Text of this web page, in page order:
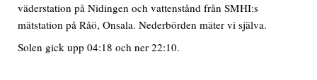
väderstation på Nidingen och vattenstånd från SMHI:s
mätstation på Råö, Onsala. Nederbörden mäter vi själva.
Solen gick upp 04:18 och ner 22:10.